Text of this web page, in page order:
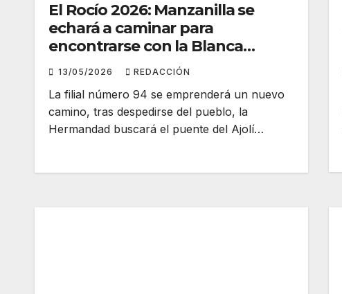
El Rocío 2026: Manzanilla se
echará a caminar para
encontrarse con la Blanca
Paloma
13/05/2026 REDACCIÓN
La filial número 94 se emprenderá un nuevo
camino, tras despedirse del pueblo, la
Hermandad buscará el puente del Ajolí…